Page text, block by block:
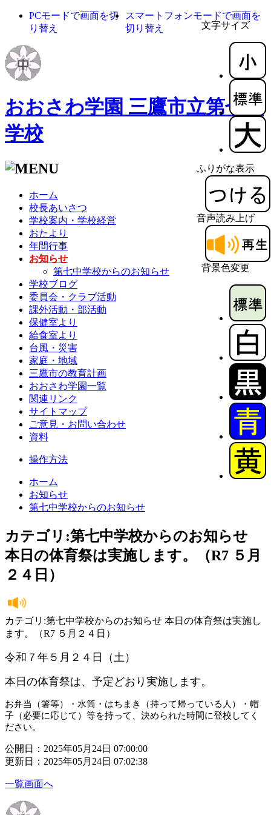
文字サイズ
ふりがな表示
音声読み上げ
背景色変更
PCモードで画面を切
り替え
スマートフォンモードで画面を
切り替え
おおさわ学園 三鷹市立第七中
学校
ホーム
校長あいさつ
学校案内・学校経営
おたより
年間行事
お知らせ
第七中学校からのお知らせ
学校ブログ
委員会・クラブ活動
課外活動・部活動
保健室より
給食室より
台風・災害
家庭・地域
三鷹市の教育計画
おおさわ学園一覧
関連リンク
サイトマップ
ご意見・お問い合わせ
資料
操作方法
ホーム
お知らせ
第七中学校からのお知らせ
カテゴリ:第七中学校からのお知らせ
本日の体育祭は実施します。（R7 ５月
２４日）
カテゴリ:第七中学校からのお知らせ 本日の体育祭は実施し
ます。（R7 ５月２４日）
令和７年５月２４日（土）
本日の体育祭は、予定どおり実施します。
お弁当（箸等）・水筒・はちまき（持って帰っている人）・帽
子（必要に応じて）等を持って、決められた時間に登校してく
ださい。
公開日：2025年05月24日 07:00:00
更新日：2025年05月24日 07:02:38
一覧画面へ